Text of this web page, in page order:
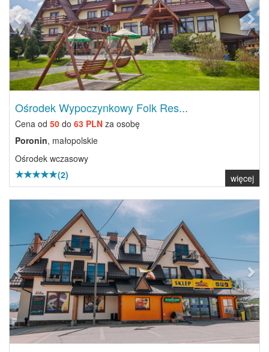
Ośrodek Wypoczynkowy Folk Res...
Cena od 50 do 63 PLN za osobę
Poronin, małopolskie
Ośrodek wczasowy
(2)
więcej
Previous Next